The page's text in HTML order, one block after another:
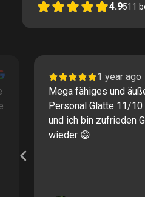
4.9511
1 year ago
Mega fähiges und
Personal Glatte 11/
und ich bin zufrieden
wieder 😄